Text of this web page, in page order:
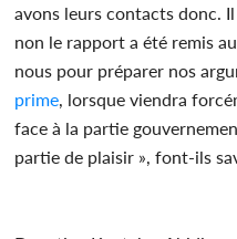
avons leurs contacts donc.
non le rapport a été remis
nous pour préparer nos
prime , lorsque viendra
face à la partie
partie de plaisir », font-ils